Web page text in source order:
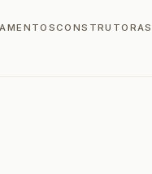
CONSTRUTORAS